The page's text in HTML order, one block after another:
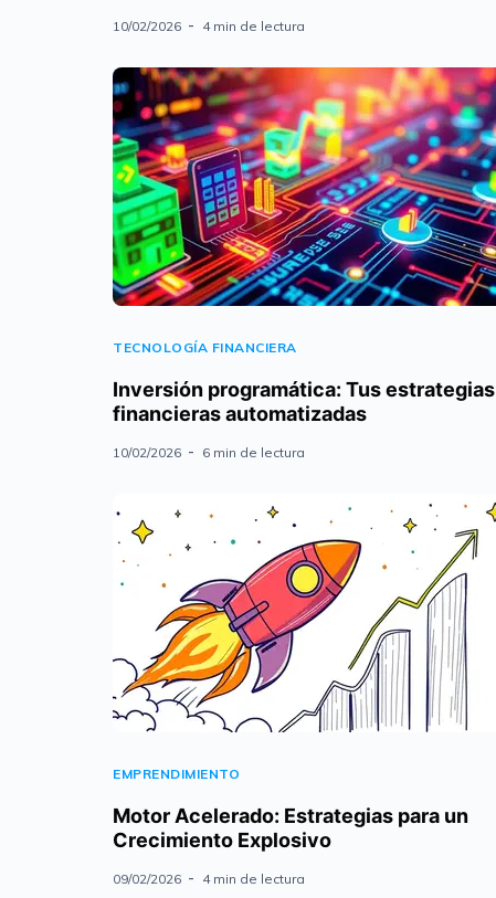
10/02/2026 4 min de lectura
TECNOLOGÍA FINANCIERA
Inversión programática: Tus estrategias
financieras automatizadas
10/02/2026 6 min de lectura
EMPRENDIMIENTO
Motor Acelerado: Estrategias para un
Crecimiento Explosivo
09/02/2026 4 min de lectura